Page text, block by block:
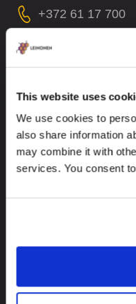
This website uses
We use cookies to
also share information
may combine it with
services. You consent
+372 61 17 700
Andmetega seotud
Põhja pst. 25,